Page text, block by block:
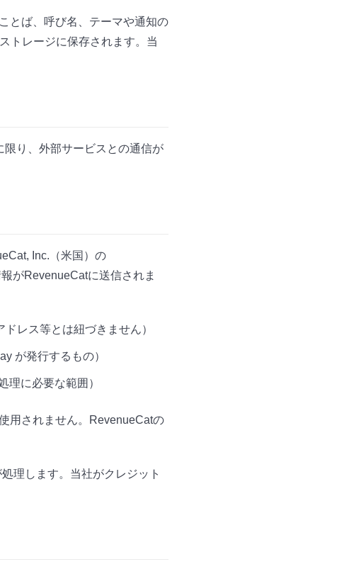
とば、呼び名、テーマや通知の
トレージに保存されます。当
り、外部サービスとの通信が
Inc.（米国）の
がRevenueCatに送信されま
レス等とは紐づきません）
が発行するもの）
理に必要な範囲）
用されません。RevenueCatの
理します。当社がクレジット